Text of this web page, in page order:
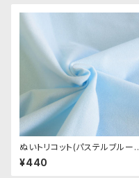
ぬいトリコット(パステルブルー)
NL019 ぬいぐるみ用薄手パイル
生地 20cm
¥440